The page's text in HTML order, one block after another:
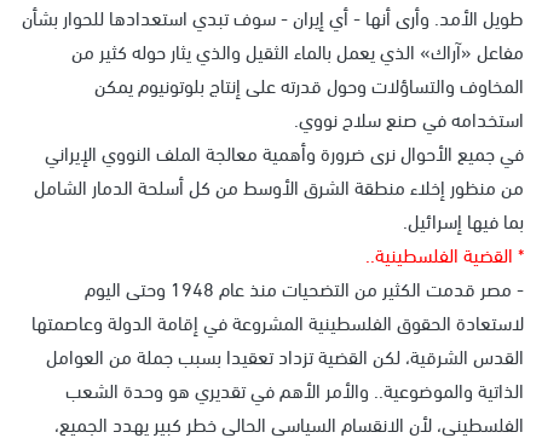
طويل الأمد. وأرى أنها - أي إيران - سوف تبدي استعدادها للحوار بشأن
مفاعل «آراك» الذي يعمل بالماء الثقيل والذي يثار حوله كثير من
المخاوف والتساؤلات وحول قدرته على إنتاج بلوتونيوم يمكن
استخدامه في صنع سلاح نووي.
في جميع الأحوال نرى ضرورة وأهمية معالجة الملف النووي الإيراني
من منظور إخلاء منطقة الشرق الأوسط من كل أسلحة الدمار الشامل
بما فيها إسرائيل.
* القضية الفلسطينية..
- مصر قدمت الكثير من التضحيات منذ عام 1948 وحتى اليوم
لاستعادة الحقوق الفلسطينية المشروعة في إقامة الدولة وعاصمتها
القدس الشرقية، لكن القضية تزداد تعقيدا بسبب جملة من العوامل
الذاتية والموضوعية.. والأمر الأهم في تقديري هو وحدة الشعب
الفلسطيني، لأن الانقسام السياسي الحالي خطر كبير يهدد الجميع،